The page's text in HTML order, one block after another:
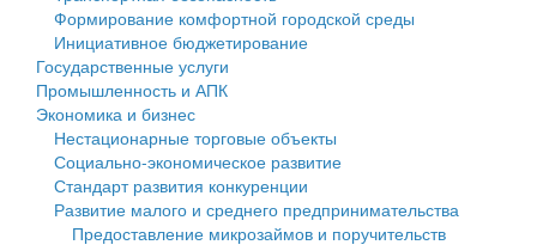
Государственные услуги
Промышленность и АПК
Экономика и бизнес
Символика
Устав
Гостям округа
Туризм
Культура
муниципального округа Тверской области
Администрация Кашинского муниципального округа
Тверской области
Управление сельскими территориями
Открытые данные
Финансовое управление
Бюджет для граждан
Имущество
Выявление правообладателей ранее учтенных
объектов недвижимости
Формирование комфортной городской среды
Инициативное бюджетирование
Государственные услуги
Промышленность и АПК
Экономика и бизнес
Нестационарные торговые объекты
Социально-экономическое развитие
Стандарт развития конкуренции
Развитие малого и среднего предпринимательства
Предоставление микрозаймов и поручительств